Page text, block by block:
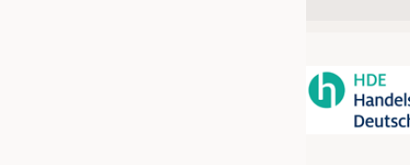
PRAKTIKA & AUSBILDUNGEN